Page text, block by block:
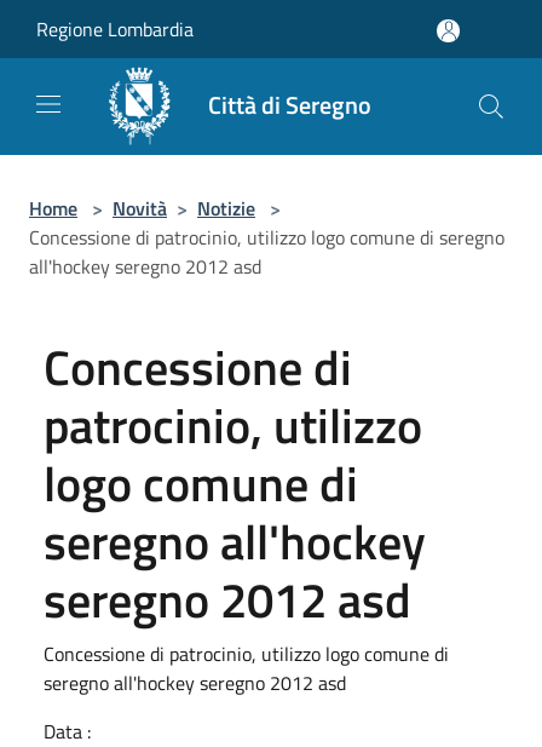
Regione Lombardia
Città di Seregno
Home > Novità > Notizie >
Concessione di patrocinio, utilizzo logo comune di seregno
all'hockey seregno 2012 asd
Concessione di
patrocinio, utilizzo
logo comune di
seregno all'hockey
seregno 2012 asd
Concessione di patrocinio, utilizzo logo comune di
seregno all'hockey seregno 2012 asd
Data :